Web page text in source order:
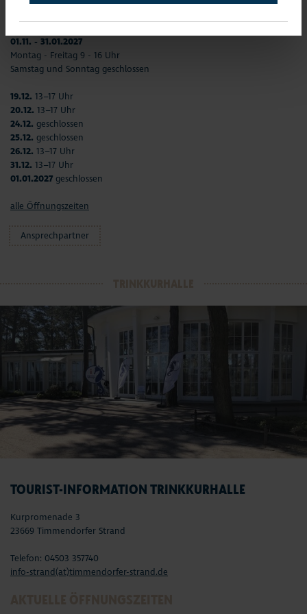
01.11. - 31.01.2027
Montag - Freitag 9 - 16 Uhr
Samstag und Sonntag geschlossen
19.12. 13–17 Uhr
20.12. 13–17 Uhr
24.12. geschlossen
25.12. geschlossen
26.12. 13–17 Uhr
31.12. 13–17 Uhr
01.01.2027 geschlossen
alle Öffnungszeiten
Ansprechpartner
TOURIST-INFORMATION TRINKKURHALLE
Kurpromenade 3
23669 Timmendorfer Strand
Telefon: 04503 357740
info-strand(at)timmendorfer-strand.de